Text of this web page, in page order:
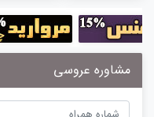
مشاوره عروسی